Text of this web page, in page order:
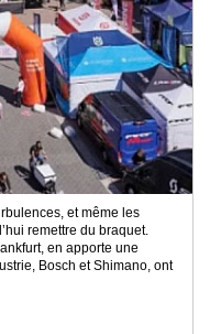
et même les
remettre du braquet.
en apporte une
Bosch et Shimano, ont